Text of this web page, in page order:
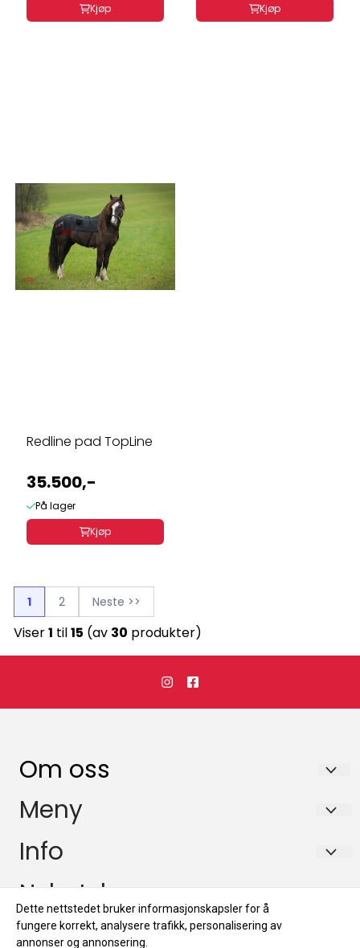
Kjøp
Kjøp
Redline pad TopLine
35.500,-
På lager
Kjøp
1 2 Neste >>
Viser1 til15 (av 30 produkter)
Om oss
Redline AS
Gaupestien 12
1488 Hakadal
Org. nr. 935 315 131
Tlf:98 13 90 61
info@redlinelighttherapy.com
Meny
Info om lysbehandling
Kontakt oss
Info
Info om lysbehandling
Spørsmål & Svar
Forskning & Studier
Nyhetsbrev
Registrer deg for å motta nyheter og tilbud!
E-post
Dette nettstedet bruker informasjonskapsler for å
fungere korrekt, analysere trafikk, personalisering av
annonser og annonsering.